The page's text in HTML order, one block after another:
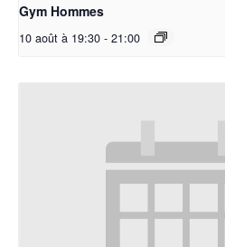
Gym Hommes
10 août à 19:30 - 21:00